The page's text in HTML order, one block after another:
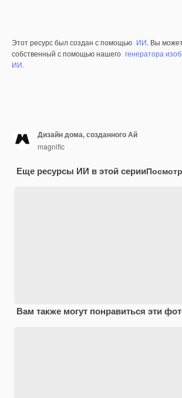
Этот ресурс был создан с помощью ИИ. Вы
собственный с помощью нашего генератора
ИИ.
Дизайн дома, созданного Ай
magnific
Еще ресурсы ИИ в этой серии
Вам также могут понравиться эти